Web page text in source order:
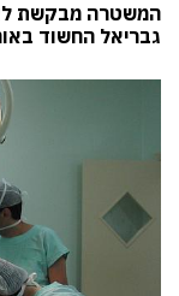
המשטרה מבקשת
גבריאל החשוד באונס בת